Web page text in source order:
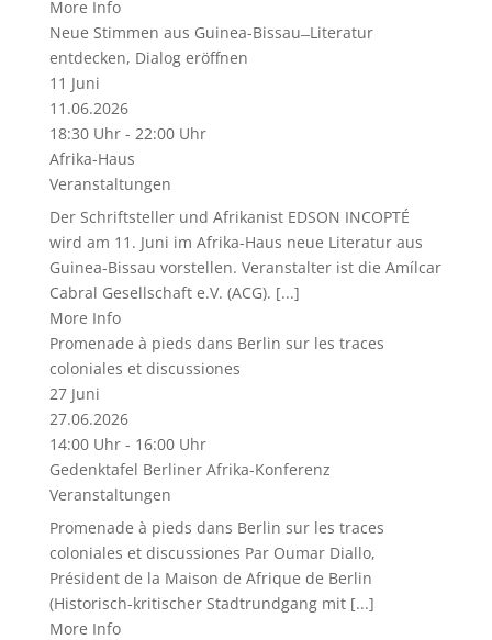
More Info
Neue Stimmen aus Guinea-Bissau ̶ Literatur
entdecken, Dialog eröffnen
11 Juni
11.06.2026
18:30 Uhr - 22:00 Uhr
Afrika-Haus
Veranstaltungen
Der Schriftsteller und Afrikanist EDSON INCOPTÉ
wird am 11. Juni im Afrika-Haus neue Literatur aus
Guinea-Bissau vorstellen. Veranstalter ist die Amílcar
Cabral Gesellschaft e.V. (ACG). [...]
More Info
Promenade à pieds dans Berlin sur les traces
coloniales et discussiones
27 Juni
27.06.2026
14:00 Uhr - 16:00 Uhr
Gedenktafel Berliner Afrika-Konferenz
Veranstaltungen
Promenade à pieds dans Berlin sur les traces
coloniales et discussiones Par Oumar Diallo,
Président de la Maison de Afrique de Berlin
(Historisch-kritischer Stadtrundgang mit [...]
More Info